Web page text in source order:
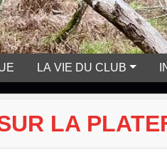
LA VIE DU CLUB
LA